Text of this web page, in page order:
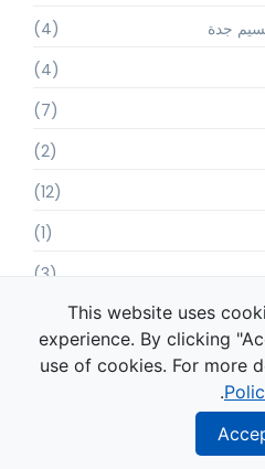
جدة
(4)
(4)
(7)
(2)
(12)
(1)
(3)
This website uses
experience. By clicking
use of cookies. For more
.